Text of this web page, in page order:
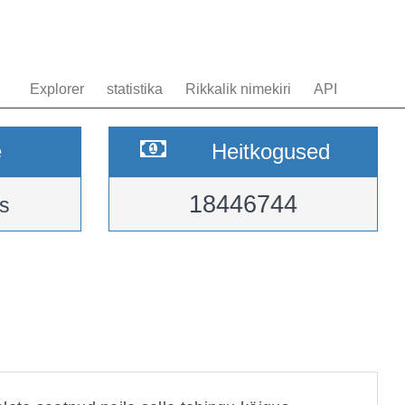
Explorer statistika Rikkalik nimekiri API
Heitkogused
18446744